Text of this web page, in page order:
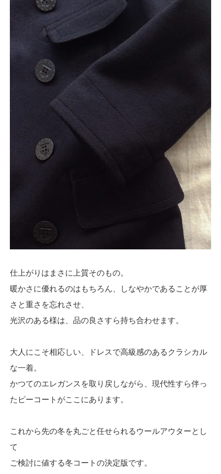
仕上がりはまさに上質そのもの。
暖かさに優れるのはもちろん、しなやかであることが厚
さと重さを忘れさせ、
光沢のある様は、品の良さすら持ち合わせます。
大人にこそ相応しい、ドレスで高級感のあるクラシカル
な一着。
かつてのエレガンスを取り戻しながら、現代性すら伴っ
たピーコートがここにあります。
これから先の冬を丸ごと任せられるウールアウターとし
て
ご検討に値する冬コートの決定版です。